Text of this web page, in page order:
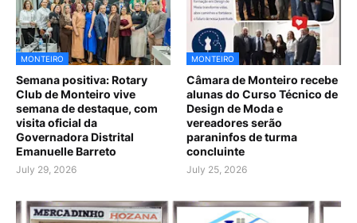
MONTEIRO
Semana positiva: Rotary
Club de Monteiro vive
semana de destaque, com
visita oficial da
Governadora Distrital
Emanuelle Barreto
July 29, 2026
MONTEIRO
Câmara de Monteiro recebe
alunas do Curso Técnico de
Design de Moda e
vereadores serão
paraninfos de turma
concluinte
July 25, 2026